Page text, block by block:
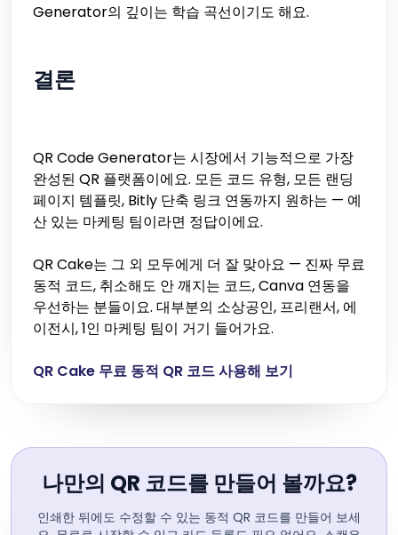
Generator의 깊이는 학습 곡선이기도 해요.
결론
QR Code Generator는 시장에서 기능적으로 가장
완성된 QR 플랫폼이에요. 모든 코드 유형, 모든 랜딩
페이지 템플릿, Bitly 단축 링크 연동까지 원하는 — 예
산 있는 마케팅 팀이라면 정답이에요.
QR Cake는 그 외 모두에게 더 잘 맞아요 — 진짜 무료
동적 코드, 취소해도 안 깨지는 코드, Canva 연동을
우선하는 분들이요. 대부분의 소상공인, 프리랜서, 에
이전시, 1인 마케팅 팀이 거기 들어가요.
QR Cake 무료 동적 QR 코드 사용해 보기
나만의 QR 코드를 만들어 볼까요?
인쇄한 뒤에도 수정할 수 있는 동적 QR 코드를 만들어 보세